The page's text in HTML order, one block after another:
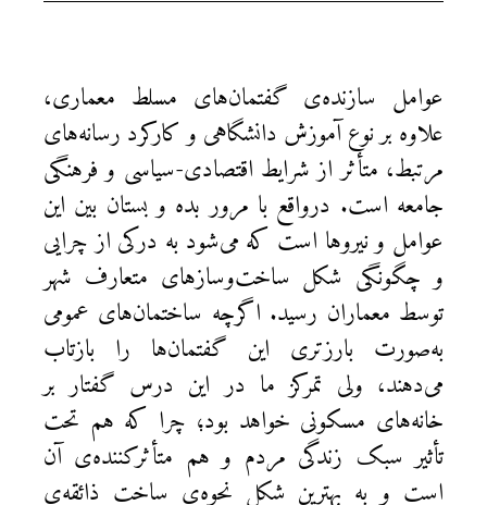
عوامل سازنده‌ی گفتمان‌های مسلط معماری،
علاوه بر نوع آموزش دانشگاهی و کارکرد رسانه‌های
مرتبط، متأثر از شرایط اقتصادی-سیاسی و فرهنگی
جامعه است. درواقع با مرور بده‌ و بستان بین این
عوامل و نیروها است که می‌شود به درکی از چرایی
و چگونگی شکل ساخت‌وسازهای متعارف شهر
توسط معماران رسید. اگرچه ساختمان‌های عمومی
به‌صورت بارزتری این گفتمان‌ها را بازتاب
می‌دهند، ولی تمرکز ما در این درس گفتار بر
خانه‌های مسکونی خواهد بود؛ چرا که هم تحت
تأثیر سبک زندگی مردم و هم متأثرکننده‌ی آن
است و به بهترین شکل نحوه‌ی ساخت ذائقه‌ی